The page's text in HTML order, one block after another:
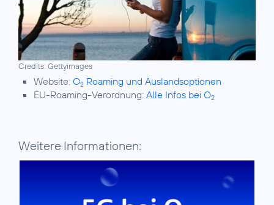
Credits: Gettyimages
Website: O2 Roaming und Auslandsoptionen
EU-Roaming-Verordnung: Alle Infos bei O2
Weitere Informationen: